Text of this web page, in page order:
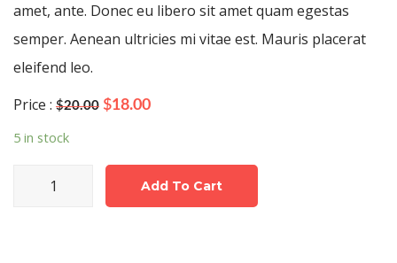
amet, ante. Donec eu libero sit amet quam egestas
semper. Aenean ultricies mi vitae est. Mauris placerat
eleifend leo.
Price : $20.00 Original
$18.00Current
5 in stock
Add To Cart